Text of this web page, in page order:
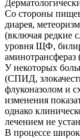
Со стороны
диарея,
(включая редкие
уровня ЩФ,
У некоторых
(СПИД,
флуконазолом и
изменения
однако
лечением не
В процессе